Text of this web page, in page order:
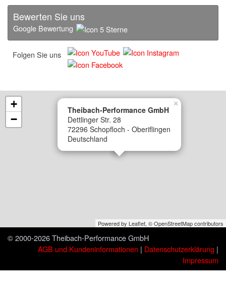
Bewerten Sie uns
Google Bewertung
Folgen Sie uns
Theibach-Performance GmbH
Dettlinger Str. 28
72296 Schopfloch - Oberiflingen
Deutschland
×
+
−
Powered by Leaflet, © OpenStreetMap contributors
© 2000-2026 Theibach-Performance GmbH
AGB und Kundeninformationen | Datenschutzerklärung |
Impressum